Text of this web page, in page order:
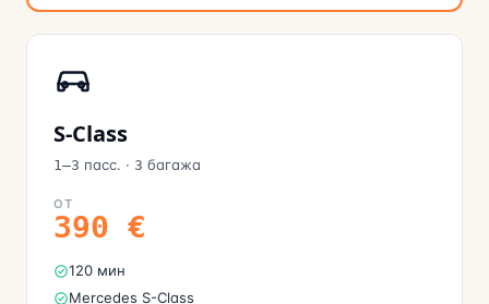
S-Class
1–3 пасс. · 3 багажа
ОТ
390 €
120 мин
Mercedes S-Class